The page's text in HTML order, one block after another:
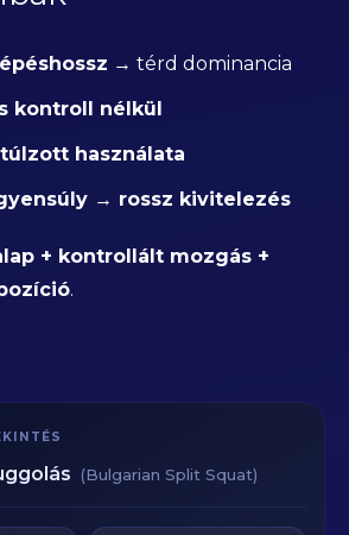
→ térd dominancia
kontroll nélkül
használata
→ rossz kivitelezés
+ kontrollált mozgás +
.
(Bulgarian Split Squat)